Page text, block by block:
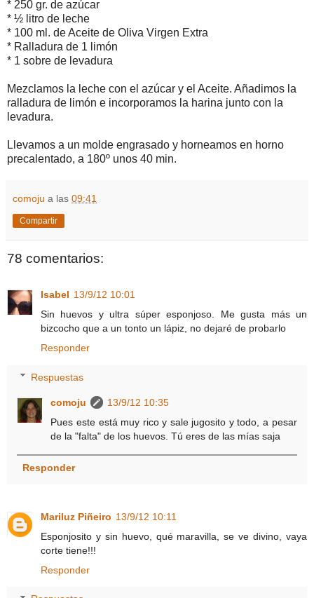
* 250 gr. de azúcar
* ½ litro de leche
* 100 ml. de Aceite de Oliva Virgen Extra
* Ralladura de 1 limón
* 1 sobre de levadura
Mezclamos la leche con el azúcar y el Aceite. Añadimos la
ralladura de limón e incorporamos la harina junto con la
levadura.
Llevamos a un molde engrasado y horneamos en horno
precalentado, a 180º unos 40 min.
comoju a las 09:41
Compartir
78 comentarios:
Isabel 13/9/12 10:01
Sin huevos y ultra súper esponjoso. Me gusta más un
bizcocho que a un tonto un lápiz, no dejaré de probarlo
Responder
Respuestas
comoju
13/9/12 10:35
Pues este está muy rico y sale jugosito y todo, a pesar
de la "falta" de los huevos. Tú eres de las mías saja
Responder
Mariluz Piñeiro 13/9/12 10:11
Esponjosito y sin huevo, qué maravilla, se ve divino, vaya
corte tiene!!!
Responder